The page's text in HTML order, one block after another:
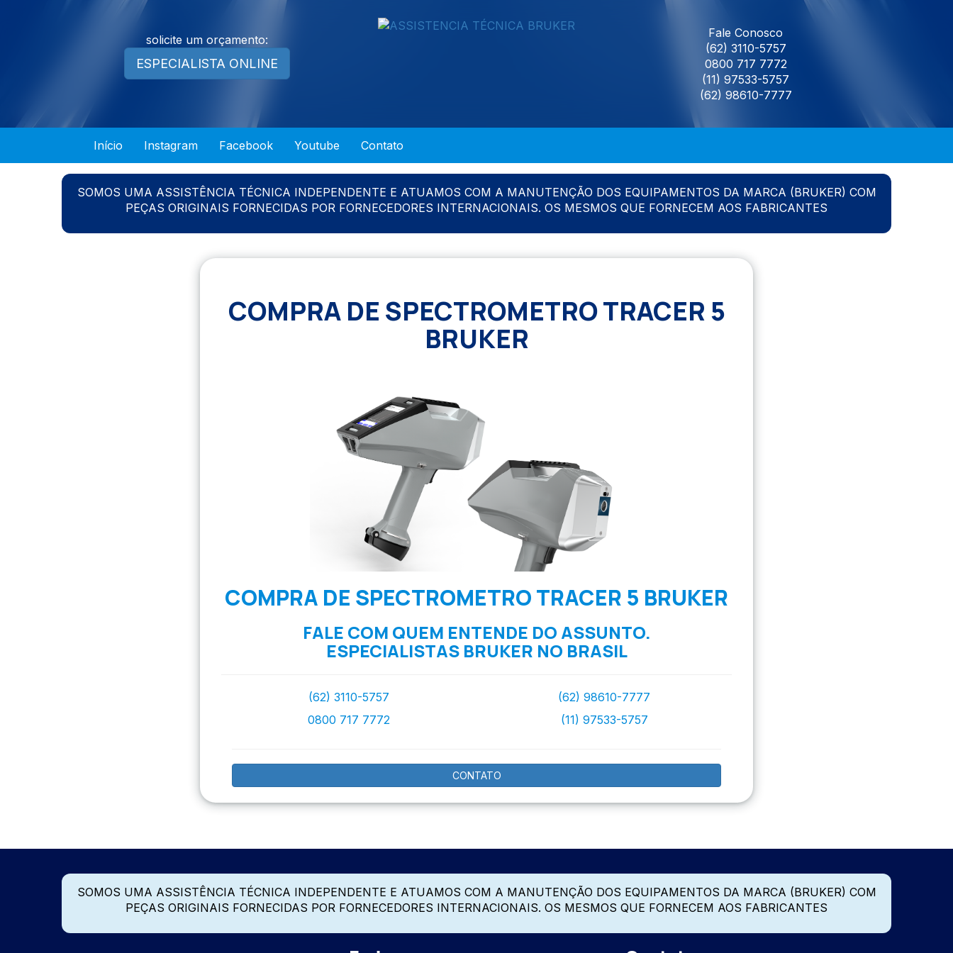
solicite um orçamento:
ESPECIALISTA ONLINE
Fale Conosco
(62) 3110-5757
0800 717 7772
(11) 97533-5757
(62) 98610-7777
Início Instagram Facebook Youtube Contato
SOMOS UMA ASSISTÊNCIA TÉCNICA INDEPENDENTE E ATUAMOS COM A MANUTENÇÃO DOS EQUIPAMENTOS DA MARCA (BRUKER) COM
PEÇAS ORIGINAIS FORNECIDAS POR FORNECEDORES INTERNACIONAIS. OS MESMOS QUE FORNECEM AOS FABRICANTES
COMPRA DE SPECTROMETRO TRACER 5
BRUKER
COMPRA DE SPECTROMETRO TRACER 5 BRUKER
FALE COM QUEM ENTENDE DO ASSUNTO.
ESPECIALISTAS BRUKER NO BRASIL
(62) 3110-5757
0800 717 7772
(62) 98610-7777
(11) 97533-5757
CONTATO
SOMOS UMA ASSISTÊNCIA TÉCNICA INDEPENDENTE E ATUAMOS COM A MANUTENÇÃO DOS EQUIPAMENTOS DA MARCA (BRUKER) COM
PEÇAS ORIGINAIS FORNECIDAS POR FORNECEDORES INTERNACIONAIS. OS MESMOS QUE FORNECEM AOS FABRICANTES